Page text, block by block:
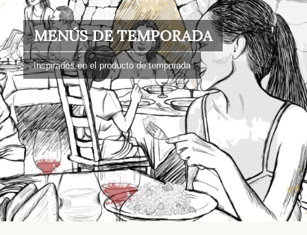
MENÚS DE TEMPORADA
Inspirados en el producto de temporada